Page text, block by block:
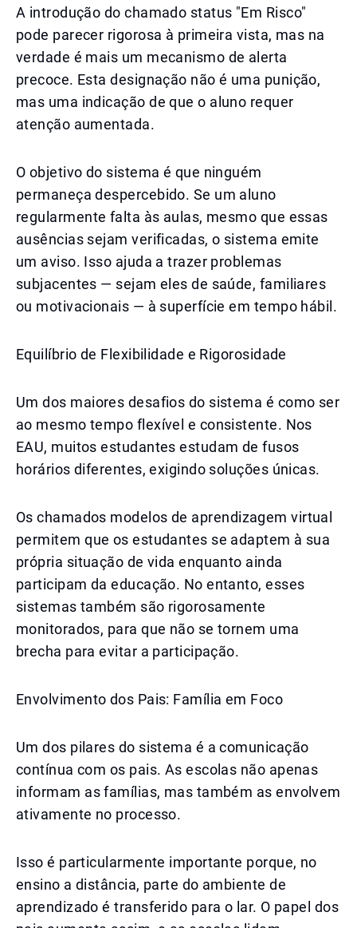
A introdução do chamado status "Em Risco"
pode parecer rigorosa à primeira vista, mas na
verdade é mais um mecanismo de alerta
precoce. Esta designação não é uma punição,
mas uma indicação de que o aluno requer
atenção aumentada.
O objetivo do sistema é que ninguém
permaneça despercebido. Se um aluno
regularmente falta às aulas, mesmo que essas
ausências sejam verificadas, o sistema emite
um aviso. Isso ajuda a trazer problemas
subjacentes — sejam eles de saúde, familiares
ou motivacionais — à superfície em tempo hábil.
Equilíbrio de Flexibilidade e Rigorosidade
Um dos maiores desafios do sistema é como ser
ao mesmo tempo flexível e consistente. Nos
EAU, muitos estudantes estudam de fusos
horários diferentes, exigindo soluções únicas.
Os chamados modelos de aprendizagem virtual
permitem que os estudantes se adaptem à sua
própria situação de vida enquanto ainda
participam da educação. No entanto, esses
sistemas também são rigorosamente
monitorados, para que não se tornem uma
brecha para evitar a participação.
Envolvimento dos Pais: Família em Foco
Um dos pilares do sistema é a comunicação
contínua com os pais. As escolas não apenas
informam as famílias, mas também as envolvem
ativamente no processo.
Isso é particularmente importante porque, no
ensino a distância, parte do ambiente de
aprendizado é transferido para o lar. O papel dos